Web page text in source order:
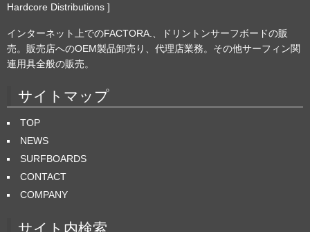
Hardcore Distributions ]
インターネット上でのFACTORA.、ドリントンサーフボードの販
売。販売店へのOEM製品卸売り、代理店業務。その他サーフィン関
連用具全般の販売。
サイトマップ
TOP
NEWS
SURFBOARDS
CONTACT
COMPANY
サイト内検索